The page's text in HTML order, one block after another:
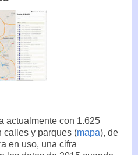
actualmente con 1.625
calles y parques (mapa), de
en uso, una cifra